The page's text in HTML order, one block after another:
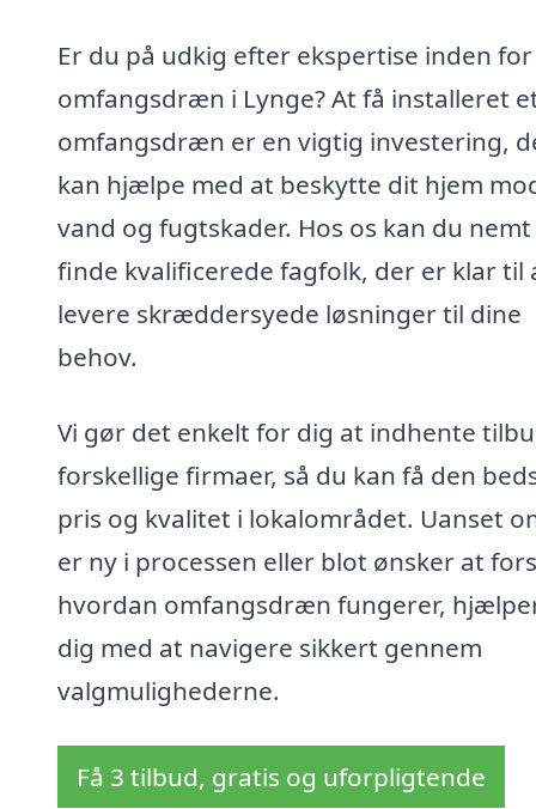
Er du på udkig efter ekspertise inden for
omfangsdræn i Lynge? At få installeret
omfangsdræn er en vigtig investering,
kan hjælpe med at beskytte dit hjem
vand og fugtskader. Hos os kan du nemt
finde kvalificerede fagfolk, der er klar til
levere skræddersyede løsninger til dine
behov.
Vi gør det enkelt for dig at indhente
forskellige firmaer, så du kan få den
pris og kvalitet i lokalområdet. Uanset
er ny i processen eller blot ønsker at
hvordan omfangsdræn fungerer,
dig med at navigere sikkert gennem
valgmulighederne.
Få 3 tilbud, gratis og uforpligtende